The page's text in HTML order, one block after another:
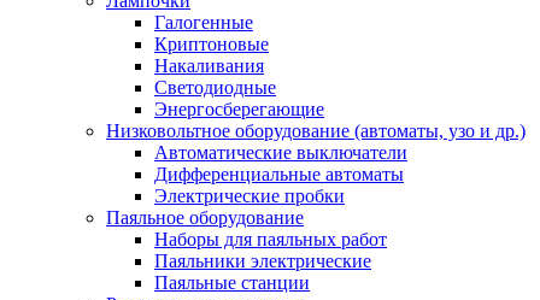
Галогенные
Криптоновые
Накаливания
Светодиодные
Энергосберегающие
Низковольтное оборудование (автоматы, узо и др.)
Автоматические выключатели
Дифференциальные автоматы
Электрические пробки
Паяльное оборудование
Наборы для паяльных работ
Паяльники электрические
Паяльные станции